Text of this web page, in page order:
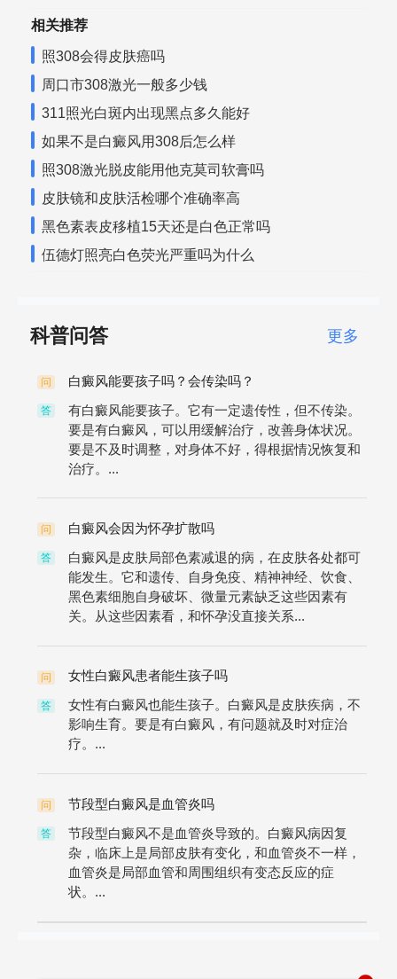
相关推荐
照308会得皮肤癌吗
周口市308激光一般多少钱
311照光白斑内出现黑点多久能好
如果不是白癜风用308后怎么样
照308激光脱皮能用他克莫司软膏吗
皮肤镜和皮肤活检哪个准确率高
黑色素表皮移植15天还是白色正常吗
伍德灯照亮白色荧光严重吗为什么
科普问答 更多
问 白癜风能要孩子吗？会传染吗？
答
有白癜风能要孩子。它有一定遗传性，但不传染。
要是有白癜风，可以用缓解治疗，改善身体状况。
要是不及时调整，对身体不好，得根据情况恢复和
治疗。...
问 白癜风会因为怀孕扩散吗
答
白癜风是皮肤局部色素减退的病，在皮肤各处都可
能发生。它和遗传、自身免疫、精神神经、饮食、
黑色素细胞自身破坏、微量元素缺乏这些因素有
关。从这些因素看，和怀孕没直接关系...
问 女性白癜风患者能生孩子吗
答
女性有白癜风也能生孩子。白癜风是皮肤疾病，不
影响生育。要是有白癜风，有问题就及时对症治
疗。...
问 节段型白癜风是血管炎吗
答
节段型白癜风不是血管炎导致的。白癜风病因复
杂，临床上是局部皮肤有变化，和血管炎不一样，
血管炎是局部血管和周围组织有变态反应的症
状。...